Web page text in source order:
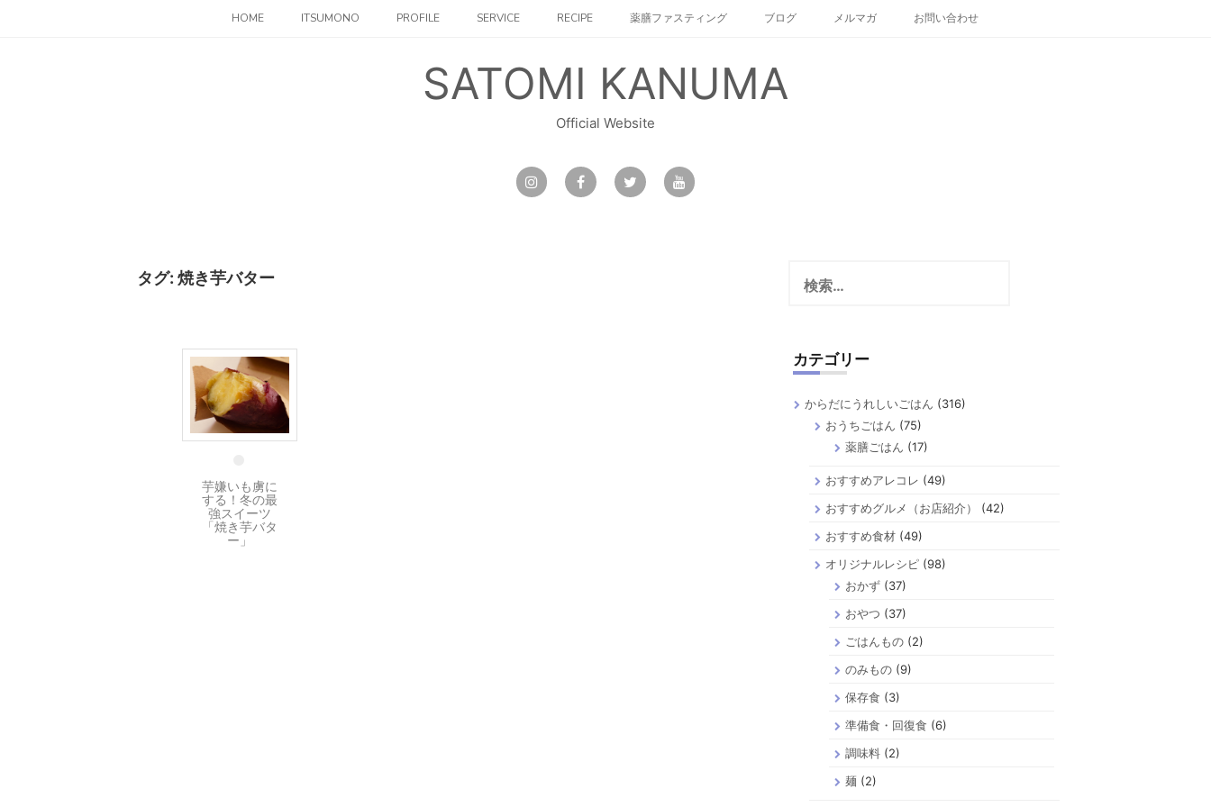
HOME ITSUMONO PROFILE SERVICE RECIPE 薬膳ファスティング ブログ メルマガ お問い合わせ
SATOMI KANUMA
Official Website
タグ: 焼き芋バター
20 12月
芋嫌いも虜に
する！冬の最
強スイーツ
「焼き芋バタ
ー」
索:
カテゴリー
からだにうれしいごはん (316)
おうちごはん (75)
薬膳ごはん (17)
おすすめアレコレ (49)
おすすめグルメ（お店紹介）
(42)
おすすめ食材(49)
オリジナルレシピ(98)
おかず(37)
おやつ (37)
ごはんもの(2)
のみもの(9)
保存食 (3)
準備食・回復食 (6)
調味料(2)
麺 (2)